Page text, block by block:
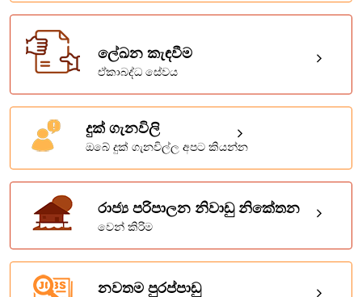
ලේඛන කැඳවීම
ඒකාබද්ධ සේවය
දුක් ගැනවිලි
ඔබේ දුක් ගැනවිල්ල අපට කියන්න
රාජ්‍ය පරිපාලන නිවාඩු නිකේතන
වෙන් කිරිම
නවතම පුරප්පාඩු